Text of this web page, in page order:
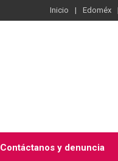
Inicio Edoméx
Contáctanos y denuncia